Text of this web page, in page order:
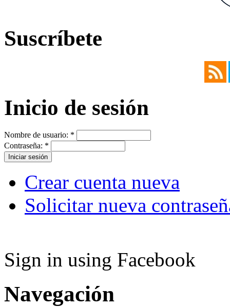
Suscríbete
Inicio de sesión
Nombre de usuario: *
Contraseña: *
Crear cuenta nueva
Solicitar nueva
Sign in using Facebook
Navegación